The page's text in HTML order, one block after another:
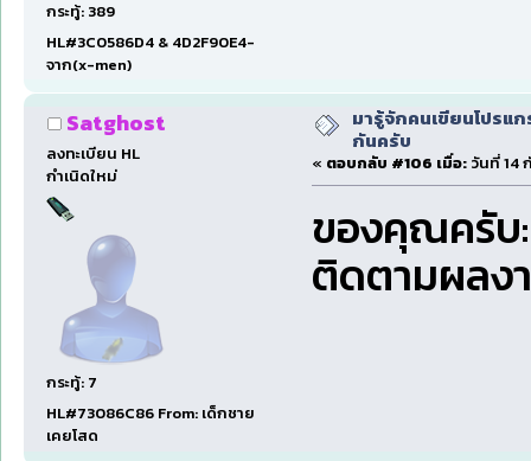
กระทู้: 389
HL#3C0586D4 & 4D2F90E4-
จาก(x-men)
Satghost
ลงทะเบียน HL
กำเนิดใหม่
กระทู้: 7
HL#73086C86 From: เด็กชาย
เคยโสด
มารู้จักคนเขียนโปรแก
กันครับ
« ตอบกลับ #106 เมื่อ: วันที่ 14
ของคุณครับ:
ติดตามผลง